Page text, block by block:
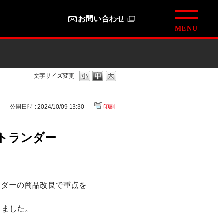
お問い合わせ
文字サイズ変更
公開日時 : 2024/10/09 13:30 印刷
ランダー
ーの商品改良で重点を
した。